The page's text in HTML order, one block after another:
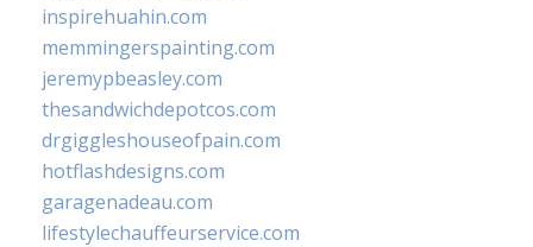
inspirehuahin.com
memmingerspainting.com
jeremypbeasley.com
thesandwichdepotcos.com
drgiggleshouseofpain.com
hotflashdesigns.com
garagenadeau.com
lifestylechauffeurservice.com